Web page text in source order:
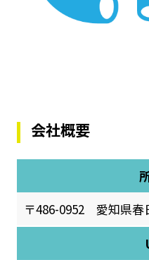
会社概要
〒486-0952 愛知県春